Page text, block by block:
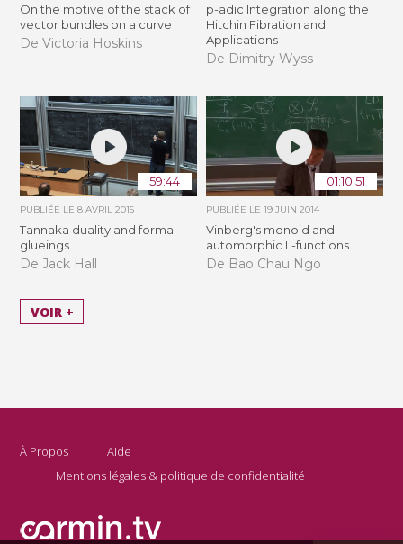
​On the motive of the stack of
vector bundles on a curve
De Victoria Hoskins
p-adic Integration along the
Hitchin Fibration and
Applications
De Dimitry Wyss
59:44
PUBLIÉE LE8 AVRIL 2015
Tannaka duality and formal
glueings
De Jack Hall
01:10:51
PUBLIÉE LE 19 JUIN 2014
Vinberg's monoid and
automorphic L-functions
De Bao Chau Ngo
VOIR +
À Propos
Aide
Mentions légales & politique de confidentialité